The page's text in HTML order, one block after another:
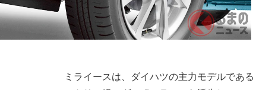
ミライースは、ダイハツの主力モデルである